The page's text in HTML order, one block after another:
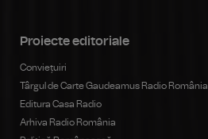
Proiecte editoriale
Conviețuiri
Târgul de Carte Gaudeamus Radio România
Editura Casa Radio
Arhiva Radio România